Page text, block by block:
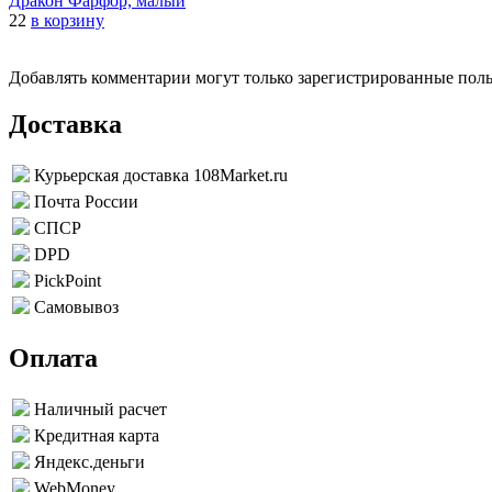
22 в корзину
Добавлять комментарии могут только зарегистрированные
Доставка
Курьерская доставка 108Market.ru
Почта России
СПСР
DPD
PickPoint
Самовывоз
Оплата
Наличный расчет
Кредитная карта
Яндекс.деньги
WebMoney